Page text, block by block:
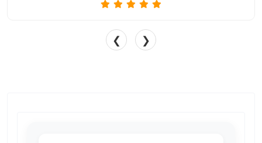
❮ ❯